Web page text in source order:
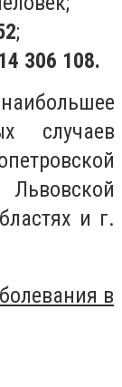
;
14 306 108.
случаев
и г.
в